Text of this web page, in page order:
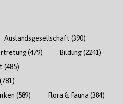
Auslandsgesellschaft (390)
(479) Bildung(2241)
(485)
(781)
(589) Flora & Fauna (384)